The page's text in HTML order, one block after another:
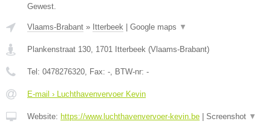
Gewest.
Vlaams-Brabant » Itterbeek Google maps ▼
Plankenstraat 130, 1701 Itterbeek (Vlaams-Brabant)
Tel: 0478276320, Fax: -, BTW-nr: -
E-mail › Luchthavenvervoer Kevin
Website: https://www.luchthavenvervoer-kevin.be Screenshot ▼